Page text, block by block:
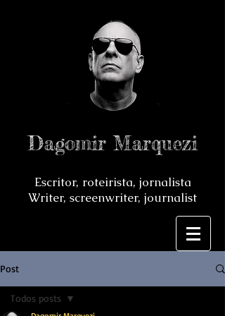
Dagomir Marquezi
Escritor, roteirista, jornalista
Writer, screenwriter, journalist
Post
Todos posts